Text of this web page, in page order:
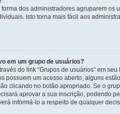
dos administradores agruparem
Isto torna mais fácil aos
em um grupo de usuários?
do link “Grupos de usuários” em
possuem um acesso aberto, alguns
clicando no botão apropriado. Se o
aprovar a sua inscrição, podendo
informá-lo a respeito de qualquer